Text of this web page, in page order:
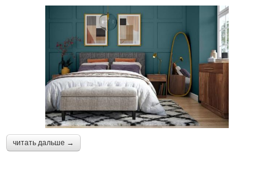
читать дальше →